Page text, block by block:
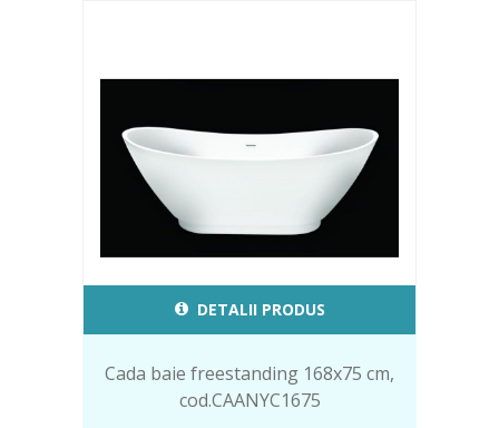
DETALII PRODUS
Cada baie freestanding 168x75 cm,
cod.CAANYC1675